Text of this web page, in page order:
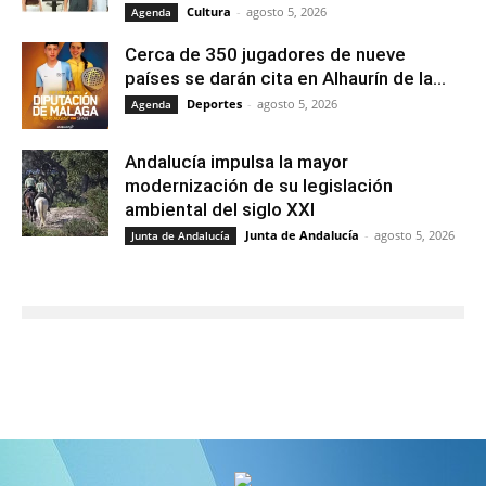
Agenda Cultura - agosto 5, 2026
Cerca de 350 jugadores de nueve
países se darán cita en Alhaurín de la...
Agenda Deportes - agosto 5, 2026
Andalucía impulsa la mayor
modernización de su legislación
ambiental del siglo XXI
Junta de Andalucía Junta de Andalucía - agosto 5, 2026